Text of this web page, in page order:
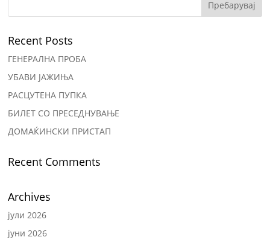
Recent Posts
ГЕНЕРАЛНА ПРОБА
УБАВИ ЈАЖИЊА
РАСЦУТЕНА ПУПКА
БИЛЕТ СО ПРЕСЕДНУВАЊЕ
ДОМАЌИНСКИ ПРИСТАП
Recent Comments
Archives
јули 2026
јуни 2026